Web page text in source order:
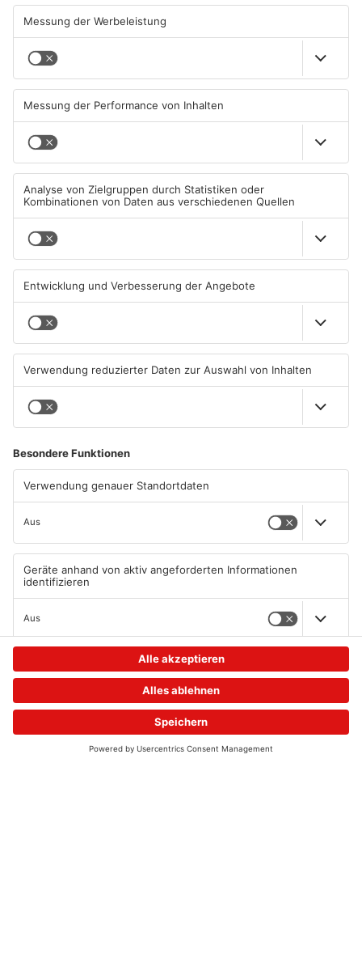
ASCHAFFENBURG
ASCHAFFENBURG
Wegen Trockenheit: Neue
Regeln auf A'burger
Friedhöfen
Unterwäsche-Dieb in
Goldbach geschnappt